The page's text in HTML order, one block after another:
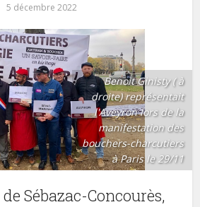
5 décembre 2022
Benoit Ginisty ( à
droite) représentait
l'Aveyron lors de la
manifestation des
bouchers-charcutiers
à Paris le 29/11
Sébazac-Concourès,